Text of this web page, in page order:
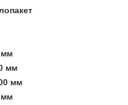
мм
мм
мм
мм